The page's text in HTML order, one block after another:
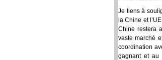
Je tiens à
la Chine et
Chine restera
vaste marché
coordination
gagnant et au